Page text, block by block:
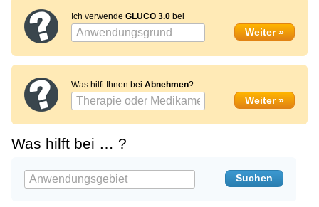
Ich verwende GLUCO 3.0 bei
Was hilft Ihnen bei Abnehmen?
Was hilft bei … ?